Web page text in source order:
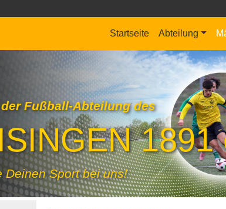
Startseite Abteilung
Fußball-Abteilung des
1891
Sport bei uns!